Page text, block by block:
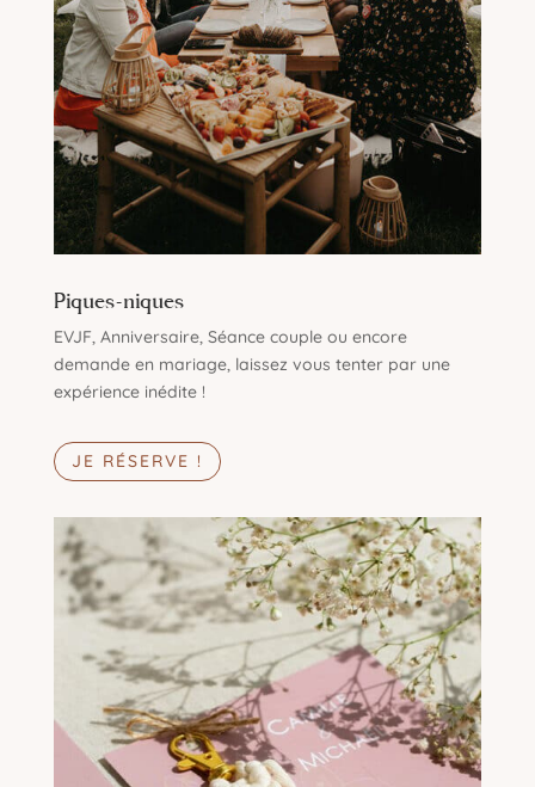
Piques-niques
EVJF, Anniversaire, Séance couple ou encore
demande en mariage, laissez vous tenter par une
expérience inédite !
JE RÉSERVE !